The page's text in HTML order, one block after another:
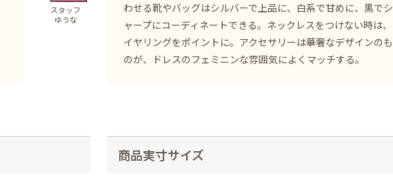
スタッフ
ゆうな
わせる靴やバッグはシルバーで上品に、白系で甘めに、黒でシ
ャープにコーディネートできる。ネックレスをつけない時は、
イヤリングをポイントに。アクセサリーは華奢なデザインのも
のが、ドレスのフェミニンな雰囲気によくマッチする。
商品実寸サイズ